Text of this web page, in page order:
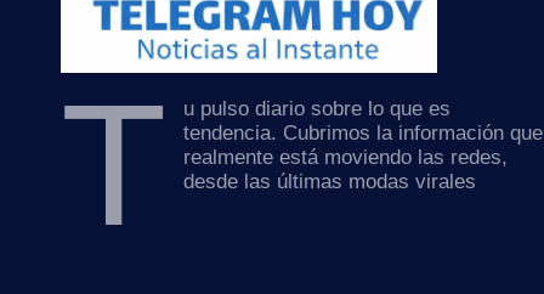
T
u pulso diario sobre lo que es
tendencia. Cubrimos la información que
realmente está moviendo las redes,
desde las últimas modas virales